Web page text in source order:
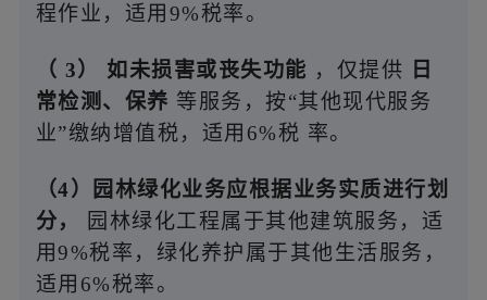
程作业，适用9%税率。
（ 3） 如未损害或丧失功能 ，仅提供
日
常检测、保养 等服务，按“其他现代服务
业”缴纳增值税，适用6%税 率。
（4）园林绿化业务应根据业务实质进行划
分，
园林绿化工程属于其他建筑服务，适
用9%税率，绿化养护属于其他生活服务，
适用6%税率。